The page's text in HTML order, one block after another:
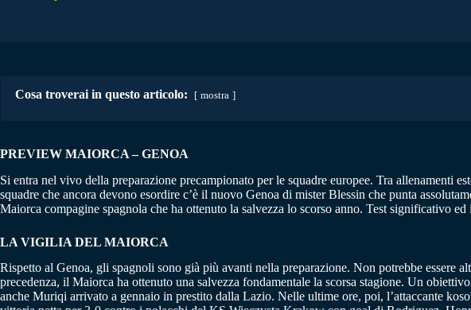
Cosa troverai in questo articolo: mostra
PREVIEW MAIORCA – GENOA
Si entra nel vivo della preparazione precampionato per le squadre europee. Tra allenamenti
squadre che ancora devono esordire c’è il nuovo Genoa di mister Blessin che punta
Maiorca compagine spagnola che ha ottenuto la salvezza lo scorso anno. Test significativo
LA VIGILIA DEL MAIORCA
Rispetto al Genoa, gli spagnoli sono già più avanti nella preparazione. Non potrebbe essere
precedenza, il Maiorca ha ottenuto una salvezza fondamentale la scorsa stagione. Un
anche Muriqi arrivato a gennaio in prestito dalla Lazio. Nelle ultime ore, poi, l’attaccante